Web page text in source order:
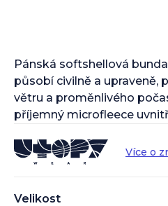
Velikost
Pánská softshellová bunda
působí civilně a upraveně,
větru a proměnlivého
příjemný microfleece
Více o